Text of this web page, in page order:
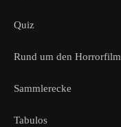
Quiz
Rund um den Horrorfilm
Sammlerecke
Tabulos